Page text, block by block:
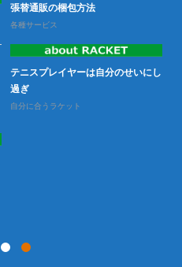
張替通販の梱包方法
各種サービス
テニスプレイヤーは自分のせいにし
過ぎ
自分に合うラケット